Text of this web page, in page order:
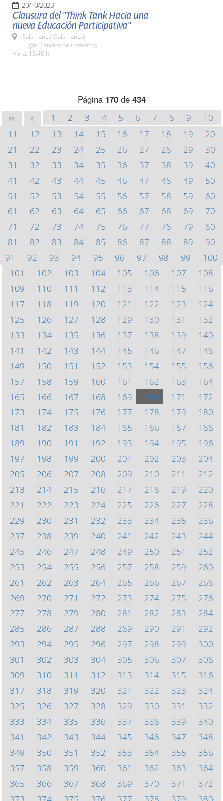
20/10/2023
Clausura del "Think Tank Hacia una
nueva Educación Participativa"
Salamanca (Salamanca)
Lugar: Cámara de Comercio
Hora: 13:45 h.
Página 170de 434
<< < 1 2 3 4 5 6 7 8 9
10
11
12 13 14 15 16 17 18 19
20
21
22 23 24 25 26 27 28 29
30
31
32 33 34 35 36 37 38 39
40
41
42 43 44 45 46 47 48 49
50
51
52 53 54 55 56 57 58 59
60
61
62 63 64 65 66 67 68 69
70
71
72 73 74 75 76 77 78 79
80
81
82 83 84 85 86 87 88 89
90
91
92 93 94 95 96 97 98 99
100
101
102 103 104 105 106 107
108
109
110 111 112 113 114 115
116
117
118 119 120 121 122 123
124
125
126 127 128 129 130 131
132
133
134 135 136 137 138 139
140
141
142 143 144 145 146 147
148
149
150 151 152 153 154 155
156
157
158 159 160 161 162 163
164
165
166 167 168 169 170 171
172
173
174 175 176 177 178 179
180
181
182 183 184 185 186 187
188
189
190 191 192 193 194 195
196
197
198 199 200 201 202 203
204
205
206 207 208 209 210 211
212
213
214 215 216 217 218 219
220
221
222 223 224 225 226 227
228
229
230 231 232 233 234 235
236
237
238 239 240 241 242 243
244
245
246 247 248 249 250 251
252
253
254 255 256 257 258 259
260
261
262 263 264 265 266 267
268
269
270 271 272 273 274 275
276
277
278 279 280 281 282 283
284
285
286 287 288 289 290 291
292
293
294 295 296 297 298 299
300
301
302 303 304 305 306 307
308
309
310 311 312 313 314 315
316
317
318 319 320 321 322 323
324
325
326 327 328 329 330 331
332
333
334 335 336 337 338 339
340
341
342 343 344 345 346 347
348
349
350 351 352 353 354 355
356
357
358 359 360 361 362 363
364
365
366 367 368 369 370 371
372